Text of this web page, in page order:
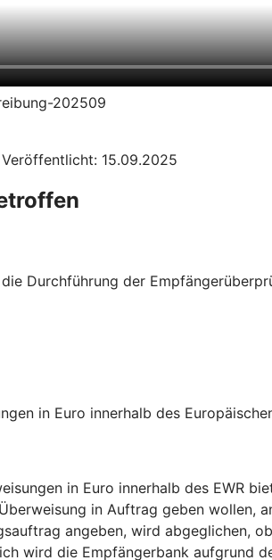
202509
15.09.2025
Durchführung der
in Euro innerhalb des
in Euro innerhalb des EWR
in Auftrag geben wollen,
angeben, wird abgeglichen,
wird die Empfängerbank aufgrund